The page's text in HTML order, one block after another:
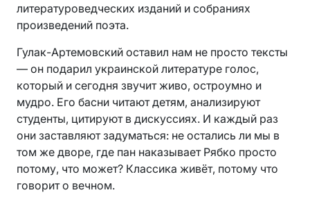
литературоведческих изданий и собраниях
произведений поэта.
Гулак-Артемовский оставил нам не просто тексты
— он подарил украинской литературе голос,
который и сегодня звучит живо, остроумно и
мудро. Его басни читают детям, анализируют
студенты, цитируют в дискуссиях. И каждый раз
они заставляют задуматься: не остались ли мы в
том же дворе, где пан наказывает Рябко просто
потому, что может? Классика живёт, потому что
говорит о вечном.